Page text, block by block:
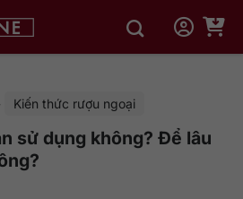
Kiến thức rượu ngoại
sử dụng không? Để lâu